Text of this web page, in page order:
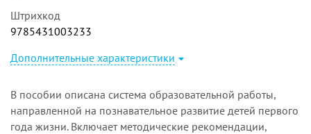
Штрихкод
9785431003233
Дополнительные характеристики
В пособии описана система образовательной работы,
направленной на познавательное развитие детей первого
года жизни. Включает методические рекомендации,